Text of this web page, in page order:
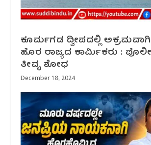
ಕೂರ್ಮಗಡ ದ್ವೀಪದಲ್ಲಿ
ಹೊರ ರಾಜ್ಯದ ಕಾರ್ಮಿಕರು :
ತೀವೃ ಶೋಧ
December 18, 2024